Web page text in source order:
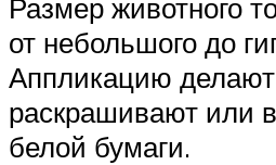
Размер животного
от небольшого до
Аппликацию
раскрашивают или
белой бумаги.